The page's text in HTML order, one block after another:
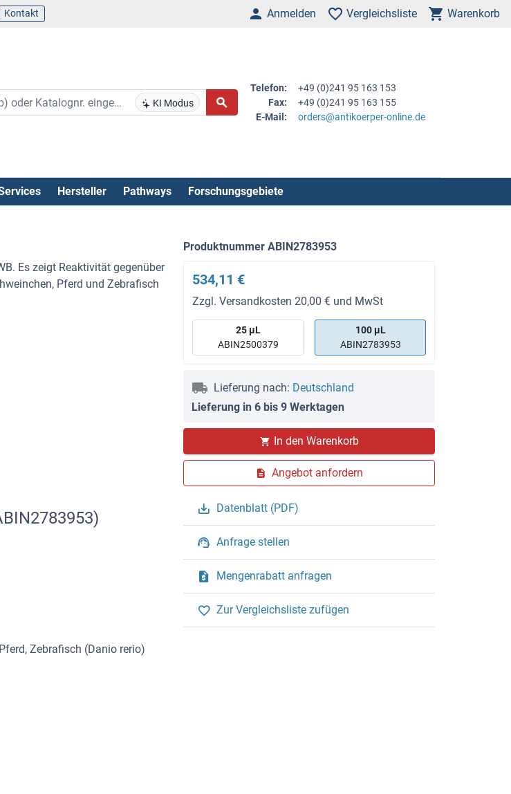
Kontakt Anmelden Vergleichsliste Warenkorb
KI Modus
Telefon:
+49 (0)241 95 163 153
Fax:
+49 (0)241 95 163 155
E-Mail:
orders@antikoerper-online.de
Hersteller Pathways Forschungsgebiete
Es zeigt Reaktivität gegenüber
Pferd und Zebrafisch
Produktnummer ABIN2783953
534,11 €
Zzgl. Versandkosten 20,00 € und MwSt
25 μL
ABIN2500379
100 μL
ABIN2783953
Lieferung nach: Deutschland
Lieferung in 6 bis 9 Werktagen
In den Warenkorb
Angebot anfordern
Datenblatt (PDF)
Anfrage stellen
Mengenrabatt anfragen
Zur Vergleichsliste zufügen
Zebrafisch (Danio rerio)